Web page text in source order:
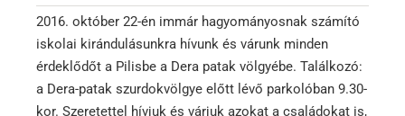
2016. október 22-én immár hagyományosnak számító
iskolai kirándulásunkra hívunk és várunk minden
érdeklődőt a Pilisbe a Dera patak völgyébe. Találkozó:
a Dera-patak szurdokvölgye előtt lévő parkolóban 9.30-
kor. Szeretettel hívjuk és várjuk azokat a családokat is,